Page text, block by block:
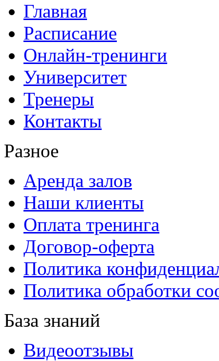
Главная
Расписание
Онлайн-тренинги
Университет
Тренеры
Контакты
Разное
Аренда залов
Наши клиенты
Оплата тренинга
Договор-оферта
Политика
Политика обработки
База знаний
Видеоотзывы